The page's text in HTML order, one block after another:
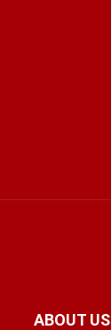
ABOUT US